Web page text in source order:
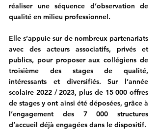
réaliser une séquence d’observation de
qualité en milieu professionnel.
Elle s’appuie sur de nombreux partenariats
avec des acteurs associatifs, privés et
publics, pour proposer aux collégiens de
troisième des stages de qualité,
intéressants et diversifiés. Sur l’année
scolaire 2022 / 2023, plus de 15 000 offres
de stages y ont ainsi été déposées, grâce à
l’engagement des 7 000 structures
d’accueil déjà engagées dans le dispositif.